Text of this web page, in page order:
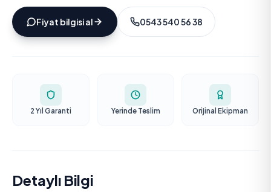
Fiyat bilgisi al 0543 540 56 38
2 Yıl Garanti Yerinde Teslim Orijinal Ekipman
Detaylı Bilgi